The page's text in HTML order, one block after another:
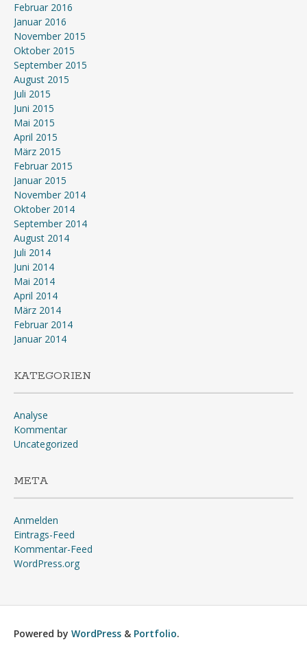
Februar 2016
Januar 2016
November 2015
Oktober 2015
September 2015
August 2015
Juli 2015
Juni 2015
Mai 2015
April 2015
März 2015
Februar 2015
Januar 2015
November 2014
Oktober 2014
September 2014
August 2014
Juli 2014
Juni 2014
Mai 2014
April 2014
März 2014
Februar 2014
Januar 2014
KATEGORIEN
Analyse
Kommentar
Uncategorized
META
Anmelden
Eintrags-Feed
Kommentar-Feed
WordPress.org
Powered by WordPress & Portfolio.